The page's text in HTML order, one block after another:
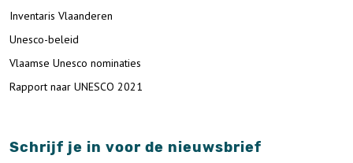
Inventaris Vlaanderen
Unesco-beleid
Vlaamse Unesco nominaties
Rapport naar UNESCO 2021
Schrijf je in voor de nieuwsbrief